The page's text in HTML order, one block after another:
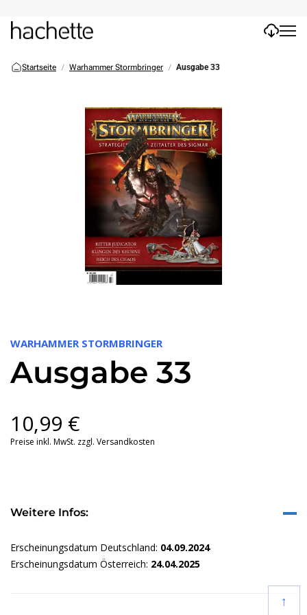
Startseite Warhammer Stormbringer Ausgabe 33
WARHAMMER STORMBRINGER
Ausgabe 33
10,99 €
Preise inkl. MwSt. zzgl. Versandkosten
Weitere Infos:
Erscheinungsdatum Deutschland: 04.09.2024
Erscheinungsdatum Österreich: 24.04.2025
↑